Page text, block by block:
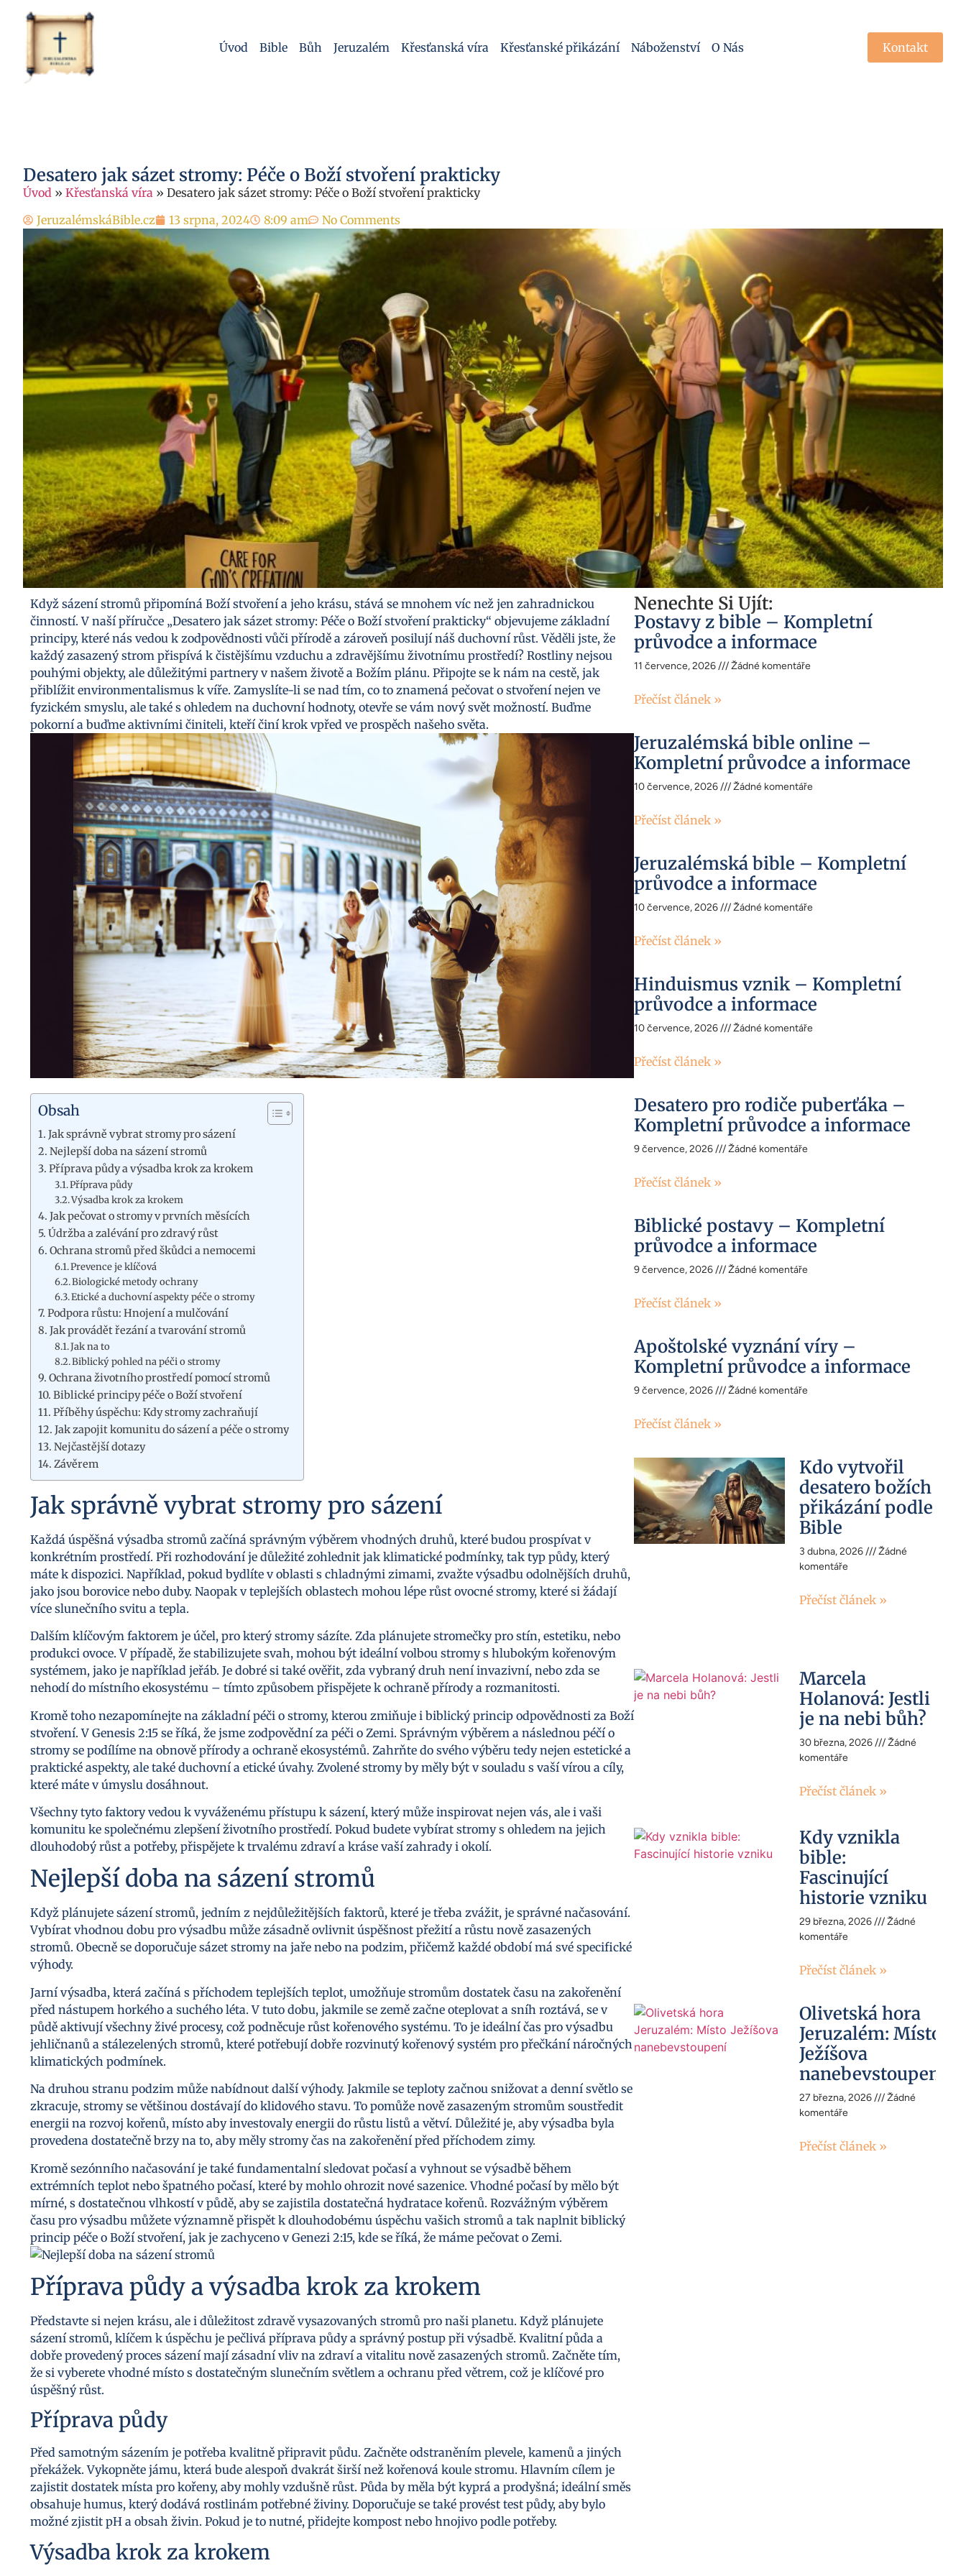
Úvod Bible Bůh Jeruzalém Křesťanská víra Křesťanské přikázání Náboženství O Nás Kontakt
Desatero jak sázet stromy: Péče o Boží stvoření prakticky
Úvod » Křesťanská víra » Desatero jak sázet stromy: Péče o Boží stvoření prakticky
JeruzalémskáBible.cz
13 srpna, 2024 8:09 am No Comments
Když sázení stromů připomíná Boží stvoření a jeho krásu, stává se mnohem víc než jen zahradnickou
činností. V naší příručce „Desatero jak sázet stromy: Péče o Boží stvoření prakticky“ objevujeme základní
principy, které nás vedou k zodpovědnosti vůči přírodě a zároveň posilují náš duchovní růst. Věděli jste, že
každý zasazený strom přispívá k čistějšímu vzduchu a zdravějšímu životnímu prostředí? Rostliny nejsou
pouhými objekty, ale důležitými partnery v našem životě a Božím plánu. Připojte se k nám na cestě, jak
přiblížit environmentalismus k víře. Zamyslíte-li se nad tím, co to znamená pečovat o stvoření nejen ve
fyzickém smyslu, ale také s ohledem na duchovní hodnoty, otevře se vám nový svět možností. Buďme
pokorní a buďme aktivními činiteli, kteří činí krok vpřed ve prospěch našeho světa.
Obsah
Jak správně vybrat stromy pro sázení
Nejlepší doba na sázení stromů
Příprava půdy a výsadba krok za krokem
Příprava půdy
Výsadba krok za krokem
Jak pečovat o stromy v prvních měsících
Údržba a zalévání pro zdravý růst
Ochrana stromů před škůdci a nemocemi
Prevence je klíčová
Biologické metody ochrany
Etické a duchovní aspekty péče o stromy
Podpora růstu: Hnojení a mulčování
Jak provádět řezání a tvarování stromů
Jak na to
Biblický pohled na péči o stromy
Ochrana životního prostředí pomocí stromů
Biblické principy péče o Boží stvoření
Příběhy úspěchu: Kdy stromy zachraňují
Jak zapojit komunitu do sázení a péče o stromy
Nejčastější dotazy
Závěrem
Jak správně vybrat stromy pro sázení
Každá úspěšná výsadba stromů začíná správným výběrem vhodných druhů, které budou prospívat v
konkrétním prostředí. Při rozhodování je důležité zohlednit jak klimatické podmínky, tak typ půdy, který
máte k dispozici. Například, pokud bydlíte v oblasti s chladnými zimami, zvažte výsadbu odolnějších druhů,
jako jsou borovice nebo duby. Naopak v teplejších oblastech mohou lépe růst ovocné stromy, které si žádají
více slunečního svitu a tepla.
Dalším klíčovým faktorem je účel, pro který stromy sázíte. Zda plánujete stromečky pro stín, estetiku, nebo
produkci ovoce. V případě, že stabilizujete svah, mohou být ideální volbou stromy s hlubokým kořenovým
systémem, jako je například jeřáb. Je dobré si také ověřit, zda vybraný druh není invazivní, nebo zda se
nehodí do místního ekosystému – tímto způsobem přispějete k ochraně přírody a rozmanitosti.
Kromě toho nezapomínejte na základní péči o stromy, kterou zmiňuje i biblický princip odpovědnosti za Boží
stvoření. V Genesis 2:15 se říká, že jsme zodpovědní za péči o Zemi. Správným výběrem a následnou péčí o
stromy se podílíme na obnově přírody a ochraně ekosystémů. Zahrňte do svého výběru tedy nejen estetické a
praktické aspekty, ale také duchovní a etické úvahy. Zvolené stromy by měly být v souladu s vaší vírou a cíly,
které máte v úmyslu dosáhnout.
Všechny tyto faktory vedou k vyváženému přístupu k sázení, který může inspirovat nejen vás, ale i vaši
komunitu ke společnému zlepšení životního prostředí. Pokud budete vybírat stromy s ohledem na jejich
dlouhodobý růst a potřeby, přispějete k trvalému zdraví a kráse vaší zahrady i okolí.
Nejlepší doba na sázení stromů
Když plánujete sázení stromů, jedním z nejdůležitějších faktorů, které je třeba zvážit, je správné načasování.
Vybírat vhodnou dobu pro výsadbu může zásadně ovlivnit úspěšnost přežití a růstu nově zasazených
stromů. Obecně se doporučuje sázet stromy na jaře nebo na podzim, přičemž každé období má své specifické
výhody.
Jarní výsadba, která začíná s příchodem teplejších teplot, umožňuje stromům dostatek času na zakořenění
před nástupem horkého a suchého léta. V tuto dobu, jakmile se země začne oteplovat a sníh roztává, se v
půdě aktivují všechny živé procesy, což podněcuje růst kořenového systému. To je ideální čas pro výsadbu
jehličnanů a stálezelených stromů, které potřebují dobře rozvinutý kořenový systém pro přečkání náročných
klimatických podmínek.
Na druhou stranu podzim může nabídnout další výhody. Jakmile se teploty začnou snižovat a denní světlo se
zkracuje, stromy se většinou dostávají do klidového stavu. To pomůže nově zasazeným stromům soustředit
energii na rozvoj kořenů, místo aby investovaly energii do růstu listů a větví. Důležité je, aby výsadba byla
provedena dostatečně brzy na to, aby měly stromy čas na zakořenění před příchodem zimy.
Kromě sezónního načasování je také fundamentalní sledovat počasí a vyhnout se výsadbě během
extrémních teplot nebo špatného počasí, které by mohlo ohrozit nové sazenice. Vhodné počasí by mělo být
mírné, s dostatečnou vlhkostí v půdě, aby se zajistila dostatečná hydratace kořenů. Rozvážným výběrem
času pro výsadbu můžete významně přispět k dlouhodobému úspěchu vašich stromů a tak naplnit biblický
princip péče o Boží stvoření, jak je zachyceno v Genezi 2:15, kde se říká, že máme pečovat o Zemi.
Příprava půdy a výsadba krok za krokem
Představte si nejen krásu, ale i důležitost zdravě vysazovaných stromů pro naši planetu. Když plánujete
sázení stromů, klíčem k úspěchu je pečlivá příprava půdy a správný postup při výsadbě. Kvalitní půda a
dobře provedený proces sázení mají zásadní vliv na zdraví a vitalitu nově zasazených stromů. Začněte tím,
že si vyberete vhodné místo s dostatečným slunečním světlem a ochranu před větrem, což je klíčové pro
úspěšný růst.
Příprava půdy
Před samotným sázením je potřeba kvalitně připravit půdu. Začněte odstraněním plevele, kamenů a jiných
překážek. Vykopněte jámu, která bude alespoň dvakrát širší než kořenová koule stromu. Hlavním cílem je
zajistit dostatek místa pro kořeny, aby mohly vzdušně růst. Půda by měla být kyprá a prodyšná; ideální směs
obsahuje humus, který dodává rostlinám potřebné živiny. Doporučuje se také provést test půdy, aby bylo
možné zjistit pH a obsah živin. Pokud je to nutné, přidejte kompost nebo hnojivo podle potřeby.
Výsadba krok za krokem
Nenechte Si Ujít:
Postavy z bible – Kompletní
průvodce a informace
11 července, 2026 Žádné komentáře
Přečíst článek »
Jeruzalémská bible online –
Kompletní průvodce a informace
10 července, 2026 Žádné komentáře
Přečíst článek »
Jeruzalémská bible – Kompletní
průvodce a informace
10 července, 2026 Žádné komentáře
Přečíst článek »
Hinduismus vznik – Kompletní
průvodce a informace
10 července, 2026 Žádné komentáře
Přečíst článek »
Desatero pro rodiče puberťáka –
Kompletní průvodce a informace
9 července, 2026 Žádné komentáře
Přečíst článek »
Biblické postavy – Kompletní
průvodce a informace
9 července, 2026 Žádné komentáře
Přečíst článek »
Apoštolské vyznání víry –
Kompletní průvodce a informace
9 července, 2026 Žádné komentáře
Přečíst článek »
Kdo vytvořil
desatero božích
přikázání podle
Bible
3 dubna, 2026
Žádné
komentáře
Přečíst článek »
Marcela
Holanová: Jestli
je na nebi bůh?
30 března, 2026
Žádné
komentáře
Přečíst článek »
Kdy vznikla
bible:
Fascinující
historie vzniku
29 března, 2026
Žádné
komentáře
Přečíst článek »
Olivetská hora
Jeruzalém: Místo
Ježíšova
nanebevstoupení
27 března, 2026
Žádné
komentáře
Přečíst článek »